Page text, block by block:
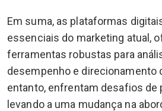
Em suma, as plataformas
essenciais do marketing atual,
ferramentas robustas para
desempenho e direcionamento
entanto, enfrentam desafios de
levando a uma mudança na